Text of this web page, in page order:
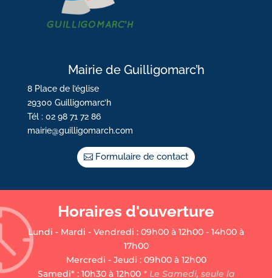
Mairie de Guilligomarc’h
8 Place de l’église
29300 Guilligomarc’h
Tél : 02 98 71 72 86
mairie@guilligomarch.com
Formulaire de contact
Horaires d'ouverture
Lundi - Mardi - Vendredi : 09h00 à 12h00 - 14h00 à
17h00
Mercredi - Jeudi : 09h00 à 12h00
Samedi* : 10h30 à 12h00* Le Samedi, seule la